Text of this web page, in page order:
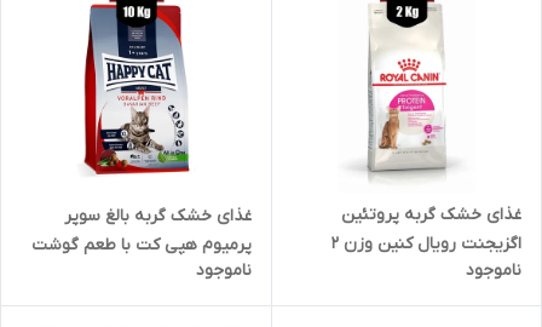
غذای خشک گربه پروتئین
اگزیجنت رویال کنین وزن 2
کیلوگرم
ناموجود
غذای خشک گربه بالغ سوپر
پرمیوم هپی کت با طعم گوشت
وزن 1 کیلوگرم ( بسته بندی در
زیپ کیپ پت شاپ لئو) فله
ناموجود